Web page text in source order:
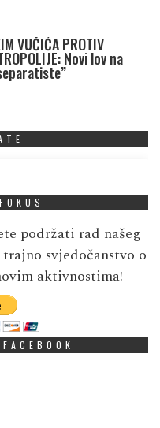
VUČIĆA PROTIV
Novi lov na
podržati rad našeg
svjedočanstvo o
aktivnostima!